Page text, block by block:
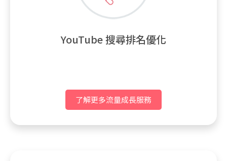
YouTube 搜尋排名優化
了解更多流量成長服務